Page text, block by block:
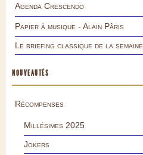
Agenda Crescendo
Papier à musique - Alain Pâris
Le briefing classique de la semaine
NOUVEAUTÉS
Récompenses
Millésimes 2025
Jokers